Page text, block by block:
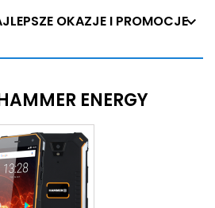
OKAZJE I PROMOCJE
ENERGY